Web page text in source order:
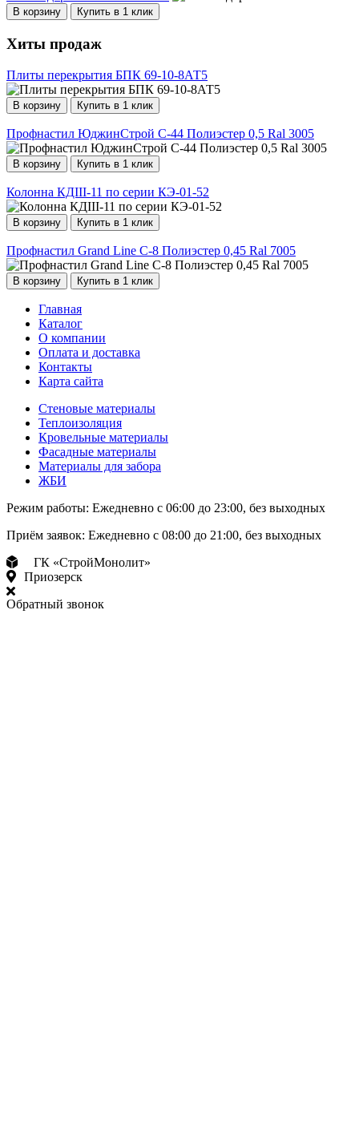
В корзину Купить в 1 клик
Хиты продаж
Плиты перекрытия БПК 69-10-8АТ5
В корзину Купить в 1 клик
Профнастил ЮджинСтрой С-44 Полиэстер 0,5 Ral 3005
В корзину Купить в 1 клик
Колонна КДIII-11 по серии КЭ-01-52
В корзину Купить в 1 клик
Профнастил Grand Line С-8 Полиэстер 0,45 Ral 7005
В корзину Купить в 1 клик
Главная
Каталог
О компании
Оплата и доставка
Контакты
Карта сайта
Стеновые материалы
Теплоизоляция
Кровельные материалы
Фасадные материалы
Материалы для забора
ЖБИ
Режим работы: Ежедневно с 06:00 до 23:00, без выходных
Приём заявок: Ежедневно с 08:00 до 21:00, без выходных
ГК «СтройМонолит»
Приозерск
Обратный звонок